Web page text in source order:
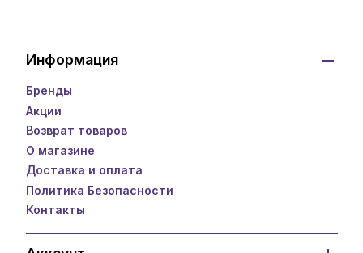
Информация
Бренды
Акции
Возврат товаров
О магазине
Доставка и оплата
Политика Безопасности
Контакты